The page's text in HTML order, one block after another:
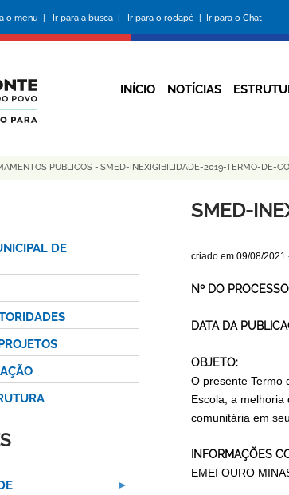
o menu | Ir para a busca | Ir para o rodapé | Ir para o Chat
INÍCIO NOTÍCIAS
PUBLICOS - SMED-INEXIGIBILIDADE-2019-TERMO-DE-
SMED-
criado em 09/08/2021
Nº DO
DATA DA
OBJETO:
O presente Termo
Escola, a
comunitária em
INFORMAÇÕES
EMEI OURO
DE